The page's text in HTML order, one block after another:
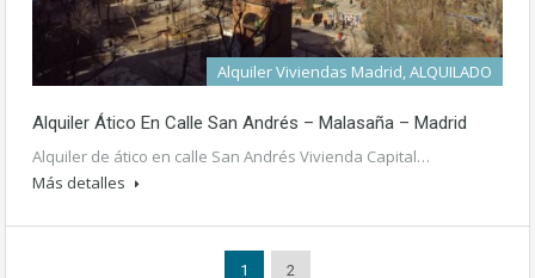
Alquiler Viviendas Madrid, ALQUILADO
Alquiler Ático En Calle San Andrés – Malasaña – Madrid
Alquiler de ático en calle San Andrés Vivienda Capital…
Más detalles
1 2